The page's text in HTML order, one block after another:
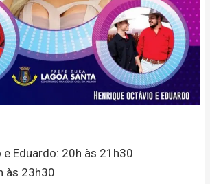
e Eduardo: 20h às 21h30
às 23h30